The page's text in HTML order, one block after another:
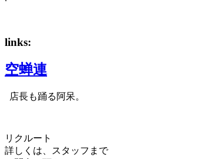
links:
空蝉連
店長も踊る阿呆。
リクルート
詳しくは、スタッフまで